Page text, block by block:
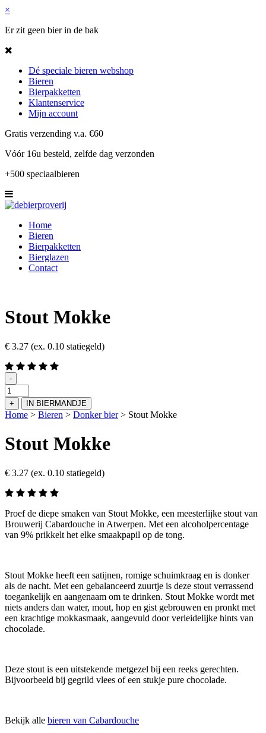
×
Er zit geen bier in de bak
Dé speciale bieren webshop
Bieren
Bierpakketten
Klantenservice
Mijn account
Gratis verzending v.a. €60
Vóór 16u besteld, zelfde dag verzonden
+500 speciaalbieren
Home
Bieren
Bierpakketten
Bierglazen
Contact
Stout Mokke
€ 3.27 (ex. 0.10 statiegeld)
-
Stout
Mokke
aantal
+ IN BIERMANDJE
Home > Bieren > Donker bier> Stout Mokke
Stout Mokke
€ 3.27 (ex. 0.10 statiegeld)
Proef de diepe smaken van Stout Mokke, een meesterlijke stout van
Brouwerij Cabardouche in Atwerpen. Met een alcoholpercentage
van 9% prikkelt het elke smaakpapil op de tong.
Stout Mokke heeft een satijnen, romige schuimkraag en is donker
als de nacht. Met een gebalanceerd zuurtje is deze stout verrassend
toegankelijk en aangenaam om te drinken. Stout Mokke wordt met
niets anders dan water, mout, hop en gist gebrouwen en pronkt met
een krachtige mokkasmaak, aangevuld door verleidelijke hints van
chocolade.
Deze stout is een uitstekende metgezel bij een reeks gerechten.
Bijvoorbeeld bij gegrild vlees of een stukje pure chocolade.
Bekijk alle bieren van Cabardouche